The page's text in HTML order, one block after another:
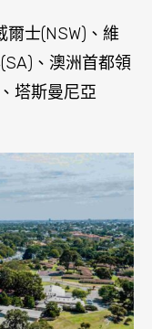
士(NSW)、維
、澳洲首都領
塔斯曼尼亞